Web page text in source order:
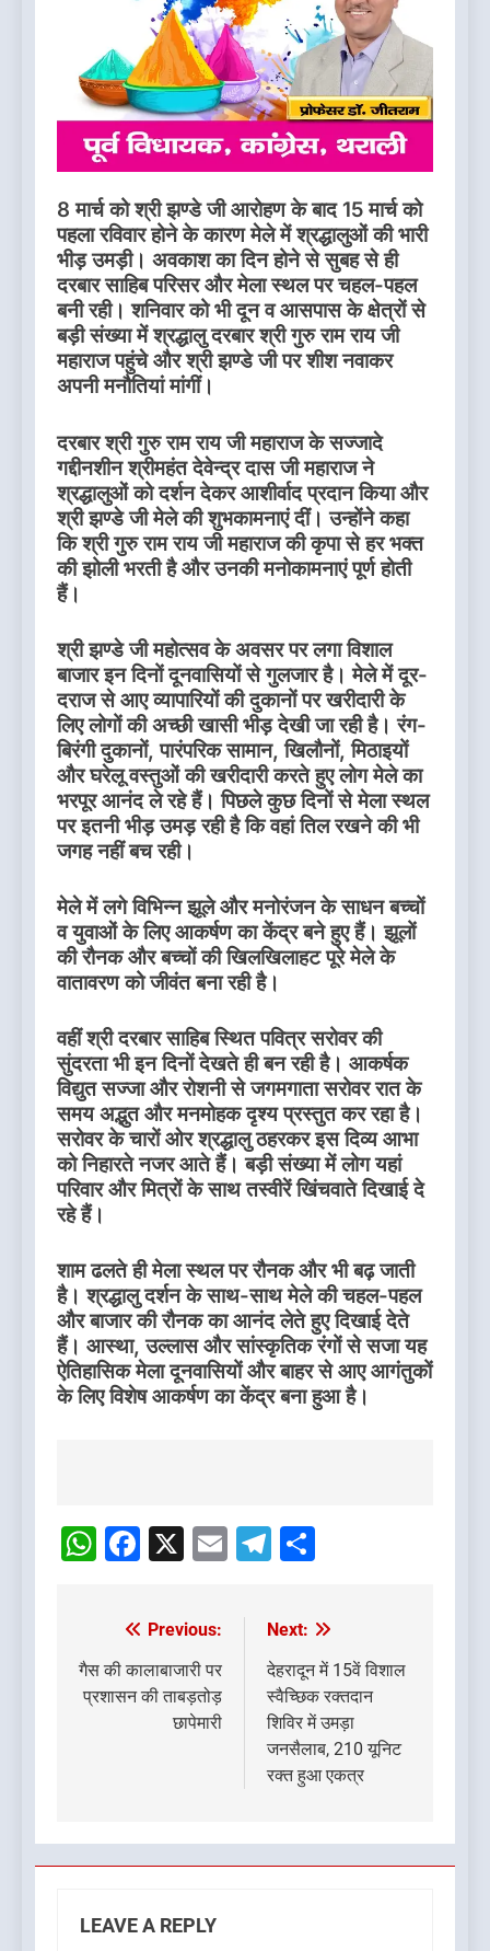
8 मार्च को श्री झण्डे जी आरोहण के बाद 15 मार्च को
पहला रविवार होने के कारण मेले में श्रद्धालुओं की भारी
भीड़ उमड़ी। अवकाश का दिन होने से सुबह से ही
दरबार साहिब परिसर और मेला स्थल पर चहल-पहल
बनी रही। शनिवार को भी दून व आसपास के क्षेत्रों से
बड़ी संख्या में श्रद्धालु दरबार श्री गुरु राम राय जी
महाराज पहुंचे और श्री झण्डे जी पर शीश नवाकर
अपनी मनौतियां मांगीं।
दरबार श्री गुरु राम राय जी महाराज के सज्जादे
गद्दीनशीन श्रीमहंत देवेन्द्र दास जी महाराज ने
श्रद्धालुओं को दर्शन देकर आशीर्वाद प्रदान किया और
श्री झण्डे जी मेले की शुभकामनाएं दीं। उन्होंने कहा
कि श्री गुरु राम राय जी महाराज की कृपा से हर भक्त
की झोली भरती है और उनकी मनोकामनाएं पूर्ण होती
हैं।
श्री झण्डे जी महोत्सव के अवसर पर लगा विशाल
बाजार इन दिनों दूनवासियों से गुलजार है। मेले में दूर-
दराज से आए व्यापारियों की दुकानों पर खरीदारी के
लिए लोगों की अच्छी खासी भीड़ देखी जा रही है। रंग-
बिरंगी दुकानों, पारंपरिक सामान, खिलौनों, मिठाइयों
और घरेलू वस्तुओं की खरीदारी करते हुए लोग मेले का
भरपूर आनंद ले रहे हैं। पिछले कुछ दिनों से मेला स्थल
पर इतनी भीड़ उमड़ रही है कि वहां तिल रखने की भी
जगह नहीं बच रही।
मेले में लगे विभिन्न झूले और मनोरंजन के साधन बच्चों
व युवाओं के लिए आकर्षण का केंद्र बने हुए हैं। झूलों
की रौनक और बच्चों की खिलखिलाहट पूरे मेले के
वातावरण को जीवंत बना रही है।
वहीं श्री दरबार साहिब स्थित पवित्र सरोवर की
सुंदरता भी इन दिनों देखते ही बन रही है। आकर्षक
विद्युत सज्जा और रोशनी से जगमगाता सरोवर रात के
समय अद्भुत और मनमोहक दृश्य प्रस्तुत कर रहा है।
सरोवर के चारों ओर श्रद्धालु ठहरकर इस दिव्य आभा
को निहारते नजर आते हैं। बड़ी संख्या में लोग यहां
परिवार और मित्रों के साथ तस्वीरें खिंचवाते दिखाई दे
रहे हैं।
शाम ढलते ही मेला स्थल पर रौनक और भी बढ़ जाती
है। श्रद्धालु दर्शन के साथ-साथ मेले की चहल-पहल
और बाजार की रौनक का आनंद लेते हुए दिखाई देते
हैं। आस्था, उल्लास और सांस्कृतिक रंगों से सजा यह
ऐतिहासिक मेला दूनवासियों और बाहर से आए आगंतुकों
के लिए विशेष आकर्षण का केंद्र बना हुआ है।
navigation
WhatsApp
Facebook
X EmailTelegram
Post
navigation
Previous:
गैस की कालाबाजारी पर
प्रशासन की ताबड़तोड़
छापेमारी
Next:
देहरादून में 15वें विशाल
स्वैच्छिक रक्तदान
शिविर में उमड़ा
जनसैलाब, 210 यूनिट
रक्त हुआ एकत्र
LEAVE A REPLY